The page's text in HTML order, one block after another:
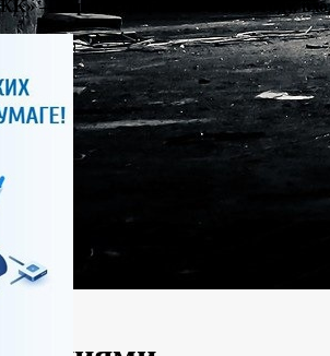
— зарегистрировано в 1996 году,